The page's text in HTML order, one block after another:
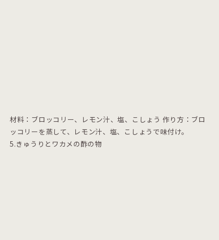
材料：ブロッコリー、レモン汁、塩、こしょう 作り方：ブロ
ッコリーを蒸して、レモン汁、塩、こしょうで味付け。
5.きゅうりとワカメの酢の物